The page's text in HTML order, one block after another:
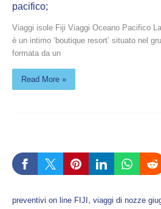
pacifico;
Viaggi isole Fiji Viaggi Oceano Pacifico
è un intimo ‘boutique resort’ situato nel
formata da un
Read More »
preventivi on line FIJI , viaggi di nozze